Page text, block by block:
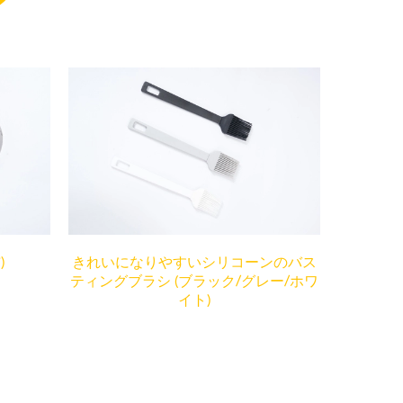
きれいになりやすいシリコーンのバス
ティングブラシ (ブラック/グレー/ホワ
イト)